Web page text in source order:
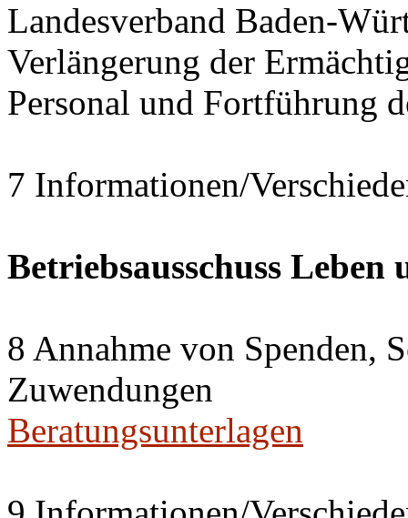
Landesverband Baden-
Verlängerung der
Personal und Fortführung
7 Informationen/
Betriebsausschuss Leben
8 Annahme von Spenden,
Zuwendungen
Beratungsunterlagen